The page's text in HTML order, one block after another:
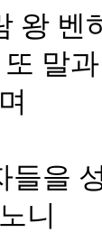
왕 벤
말
들을
니